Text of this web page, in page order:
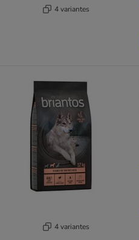
4 variantes
4 variantes